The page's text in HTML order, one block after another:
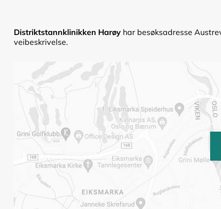
Distriktstannklinikken Harøy har besøksadresse
veibeskrivelse.